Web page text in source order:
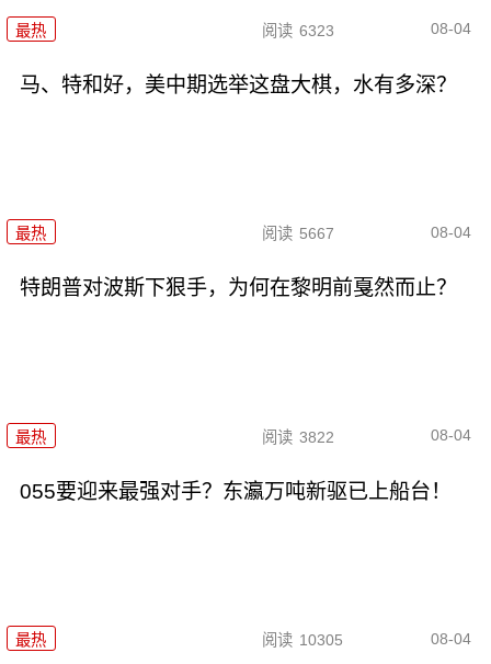
最热 阅读 6323 08-04
马、特和好，美中期选举这盘大棋，水有多深？
最热 阅读 5667 08-04
特朗普对波斯下狠手，为何在黎明前戛然而止？
最热 阅读 3822 08-04
055要迎来最强对手？东瀛万吨新驱已上船台！
最热 阅读 10305 08-04